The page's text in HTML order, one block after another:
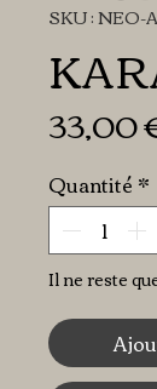
SKU : NEO-
33,00
Quantité *
Il ne reste